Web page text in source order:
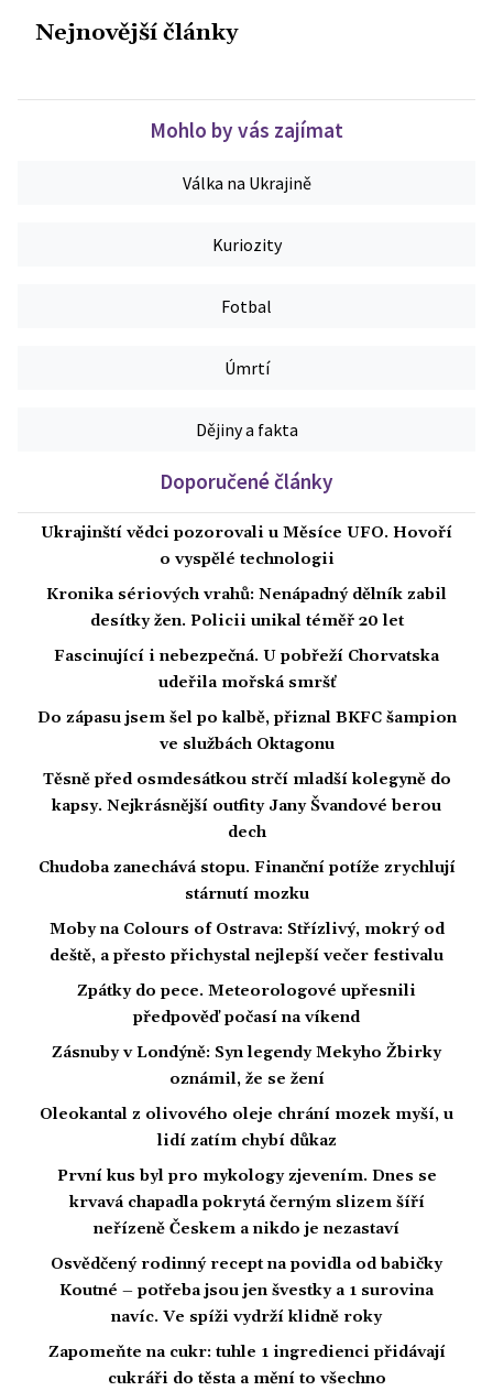
Nejnovější články
Mohlo by vás zajímat
Válka na Ukrajině
Kuriozity
Fotbal
Úmrtí
Dějiny a fakta
Doporučené články
Ukrajinští vědci pozorovali u Měsíce UFO. Hovoří
o vyspělé technologii
Kronika sériových vrahů: Nenápadný dělník zabil
desítky žen. Policii unikal téměř 20 let
Fascinující i nebezpečná. U pobřeží Chorvatska
udeřila mořská smršť
Do zápasu jsem šel po kalbě, přiznal BKFC šampion
ve službách Oktagonu
Těsně před osmdesátkou strčí mladší kolegyně do
kapsy. Nejkrásnější outfity Jany Švandové berou
dech
Chudoba zanechává stopu. Finanční potíže zrychlují
stárnutí mozku
Moby na Colours of Ostrava: Střízlivý, mokrý od
deště, a přesto přichystal nejlepší večer festivalu
Zpátky do pece. Meteorologové upřesnili
předpověď počasí na víkend
Zásnuby v Londýně: Syn legendy Mekyho Žbirky
oznámil, že se žení
Oleokantal z olivového oleje chrání mozek myší, u
lidí zatím chybí důkaz
První kus byl pro mykology zjevením. Dnes se
krvavá chapadla pokrytá černým slizem šíří
neřízeně Českem a nikdo je nezastaví
Osvědčený rodinný recept na povidla od babičky
Koutné – potřeba jsou jen švestky a 1 surovina
navíc. Ve spíži vydrží klidně roky
Zapomeňte na cukr: tuhle 1 ingredienci přidávají
cukráři do těsta a mění to všechno